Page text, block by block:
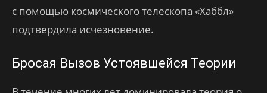
с помощью космического телескопа «Хаббл»
подтвердила исчезновение.
Бросая Вызов Устоявшейся Теории